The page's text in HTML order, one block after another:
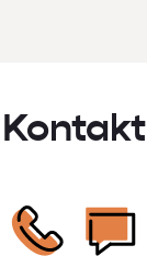
Kontakt